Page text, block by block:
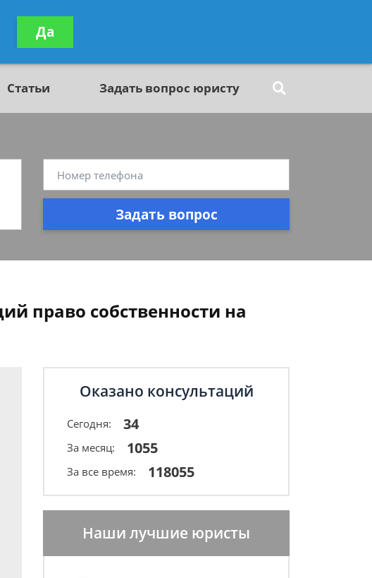
консультацию
бесплатно
Статьи Задать вопрос юристу
Задать вопрос
право собственности на
Оказано консультаций
Сегодня: 34
За месяц: 1055
За все время: 118055
Наши лучшие юристы
Да